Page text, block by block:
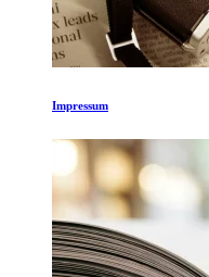
Impressum